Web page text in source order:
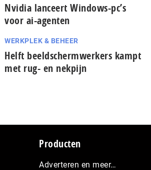
Nvidia lanceert Windows-pc’s
voor ai-agenten
WERKPLEK & BEHEER
Helft beeldschermwerkers kampt
met rug- en nekpijn
Producten
Adverteren en meer…